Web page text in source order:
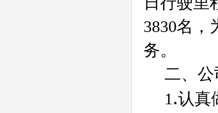
3830名，
务。
二、
1.认真